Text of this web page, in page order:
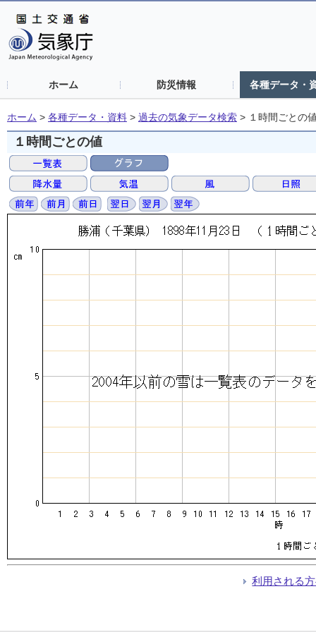
ホーム 防災情報 各種データ・
ホーム > 各種データ・資料 > 過去の気象データ検索 > １時間ごとの
１時間ごとの値
利用される